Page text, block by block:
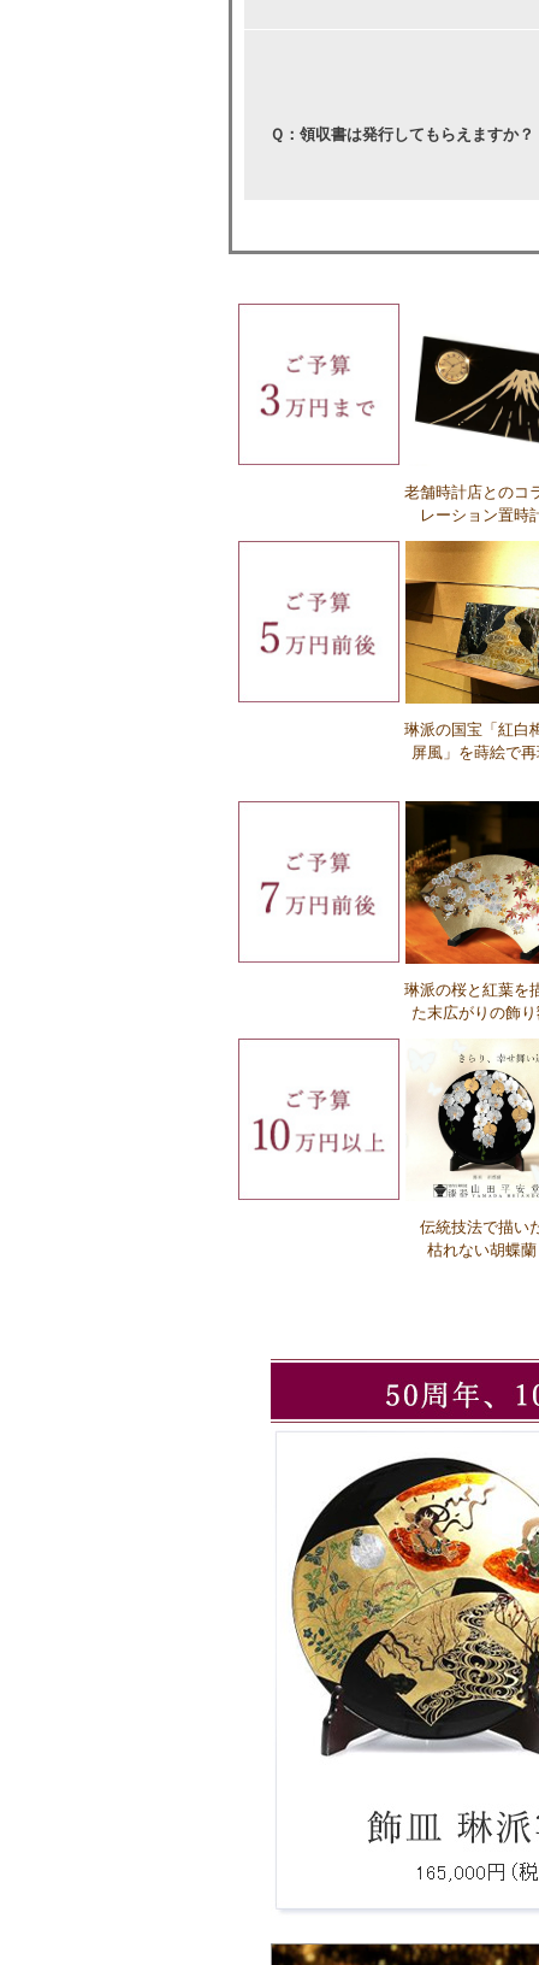
Ｑ：領収書は発行してもらえますか？
Ｑ：名入れに対応していない商品はあり
すか？
Ｑ：名入れの種類の違いを教えてくだ
Ｑ：名入れの費用はいくらですか？
Ｑ：名入れにかかる時間はどれぐらいで
か？
Ｑ：名入れの注文方法を教えてください
Ｑ：企業ロゴの注文方法を教えてくだ
Ｑ：必要なロゴデータの形式を教えてく
さい。
Ｑ：費用、期間はどれぐらいですか？
Ｑ：ロゴをもとにしたオリジナルデザイ
は製作可能ですか？
老舗時計店とのコ
レーション置時
琳派の国宝「紅白
屏風」を蒔絵で
琳派の桜と紅葉を
た末広がりの飾
伝統技法で描い
枯れない胡蝶蘭